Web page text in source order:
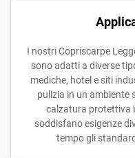
I nostri Copriscarpe
sono adatti a diverse
mediche, hotel e siti
pulizia in un ambiente
calzatura protettiva
soddisfano esigenze
tempo gli